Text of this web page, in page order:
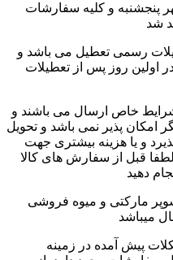
بعد از ساعت 12 ظهر پنجشنبه و کلیه سفارشات
شد
رسمی تعطیل می باشد و
اولین روز پس از تعطیلات
دارای شرایط خاص ارسال می باشند و
امکان پذیر نمی باشد و تحویل
و یا هزینه بیشتری جهت
قبل از سفارش های کالا
دهید
مارکتی و میوه فروشی
میباشد
پیش آمده در زمینه